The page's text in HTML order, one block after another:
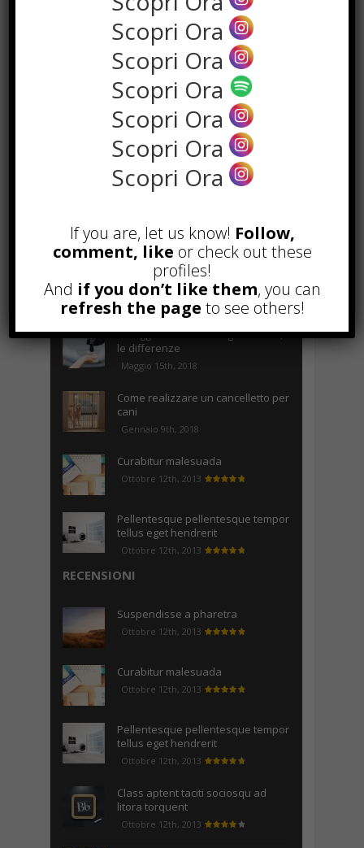
POPOLARI
A&R nel Business Music: tutto
quello che c’è da sapere!
Agosto 27th, 2017
Noleggio a breve e lungo termine,
le differenze
Maggio 15th, 2018
Come realizzare un cancelletto per
cani
Gennaio 9th, 2018
Curabitur malesuada
Ottobre 12th, 2013
Pellentesque pellentesque tempor
tellus eget hendrerit
Ottobre 12th, 2013
RECENSIONI
Suspendisse a pharetra
Ottobre 12th, 2013
Curabitur malesuada
Ottobre 12th, 2013
Pellentesque pellentesque tempor
tellus eget hendrerit
Ottobre 12th, 2013
Class aptent taciti sociosqu ad
litora torquent
Ottobre 12th, 2013
Scopri Ora
Scopri Ora
Scopri Ora
Scopri Ora
Scopri Ora
Scopri Ora
If you are, let us know! Follow,
comment, like or check out these
profiles!
And if you don’t like them, you can
refresh the page to see others!